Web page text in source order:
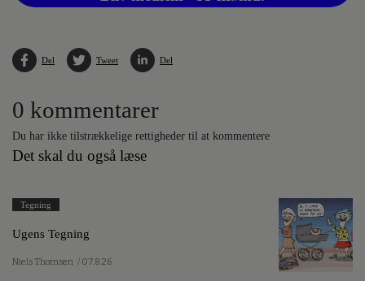
Del Tweet Del
0 kommentarer
Du har ikke tilstrækkelige rettigheder til at kommentere
Det skal du også læse
Tegning
Ugens Tegning
Niels Thomsen / 07.8.26